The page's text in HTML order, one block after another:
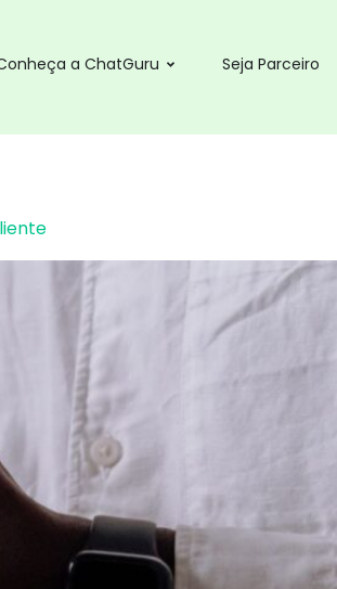
a ChatGuru Seja Parceiro